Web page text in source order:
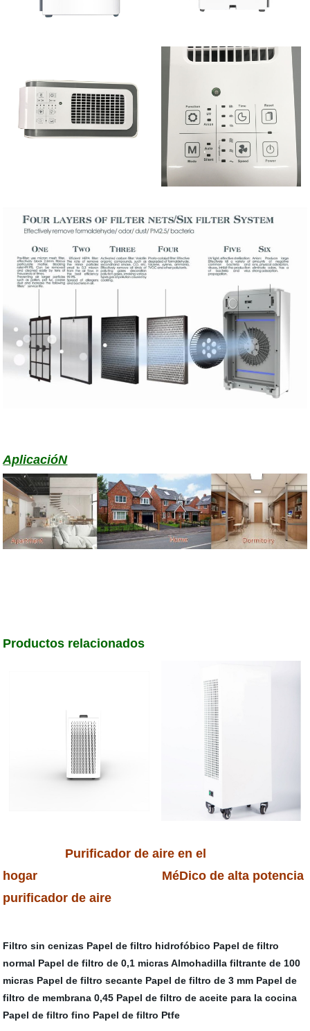
AplicacióN
Productos relacionados
Purificador de aire en el
hogar MéDico de alta potencia
purificador de aire
Filtro sin cenizas Papel de filtro hidrofóbico Papel de filtro
normal Papel de filtro de 0,1 micras Almohadilla filtrante de 100
micras Papel de filtro secante Papel de filtro de 3 mm Papel de
filtro de membrana 0,45 Papel de filtro de aceite para la cocina
Papel de filtro fino Papel de filtro Ptfe